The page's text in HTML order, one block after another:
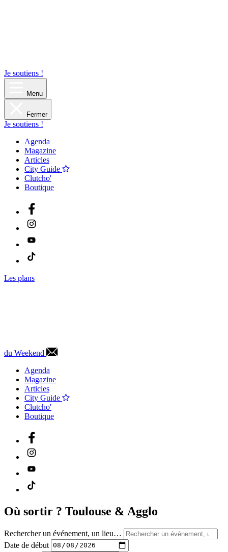
Je soutiens !
Menu
Fermer
Je soutiens !
Agenda
Magazine
Articles
City Guide
Clutcho'
Boutique
Les plans
du Weekend
Agenda
Magazine
Articles
City Guide
Clutcho'
Boutique
Où sortir ? Toulouse & Agglo
Rechercher un événement, un lieu…
Date de début